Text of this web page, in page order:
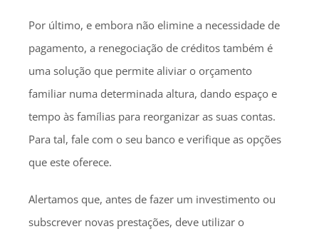
Por último, e embora não elimine a necessidade de
pagamento, a renegociação de créditos também é
uma solução que permite aliviar o orçamento
familiar numa determinada altura, dando espaço e
tempo às famílias para reorganizar as suas contas.
Para tal, fale com o seu banco e verifique as opções
que este oferece.
Alertamos que, antes de fazer um investimento ou
subscrever novas prestações, deve utilizar o